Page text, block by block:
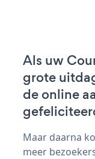
Als uw
grote
de online
Maar daarna
meer